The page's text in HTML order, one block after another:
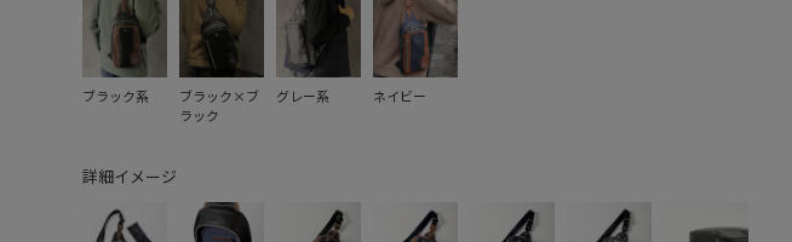
ブラック系
ブラック×ブ
ラック
グレー系 ネイビー
詳細イメージ